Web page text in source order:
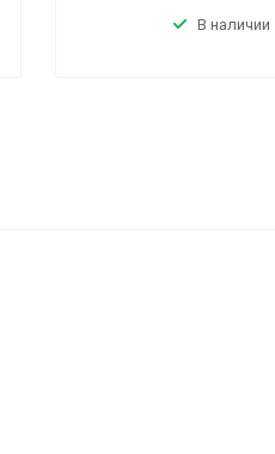
В наличии